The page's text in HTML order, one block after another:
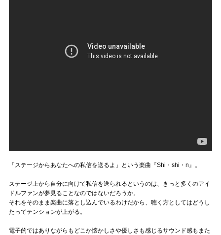
「ステージからあなたへの私信を送るよ」という楽曲『Shi・shi・n』。
ステージ上から自分に向けて私信を送られるというのは、きっと多くのアイ
ドルファンが夢見ることなのではないだろうか。
それをそのまま楽曲に落とし込んでいるわけだから、聴く方としてはどうし
たってテンションが上がる。
電子的ではありながらもどこか懐かしさや優しさも感じるサウンド感もまた